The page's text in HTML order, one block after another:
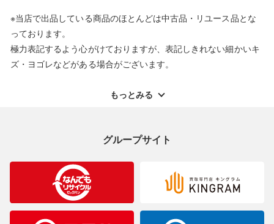
返品・交換について
※当店で出品している商品のほとんどは中古品・リユース品とな
っております。
極力表記するよう心がけておりますが、表記しきれない細かいキ
ズ・ヨゴレなどがある場合がございます。
ご理解くださいますようお願い申し上げます。
合がございますのでご了承ください。
※表記したカラー名は、当社が判断した名称を掲載しています。
製造元が定めたカラー名と異なることもあります。色調などご不
明なことがありましたらご購入前にお問い合わせください。
もっとみる
グループサイト